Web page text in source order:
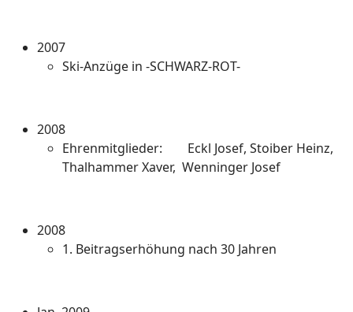
2007
Ski-Anzüge in -SCHWARZ-ROT-
2008
Ehrenmitglieder: Eckl Josef, Stoiber Heinz,
Thalhammer Xaver, Wenninger Josef
2008
1. Beitragserhöhung nach 30 Jahren